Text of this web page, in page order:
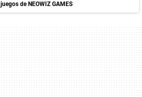
de NEOWIZ GAMES